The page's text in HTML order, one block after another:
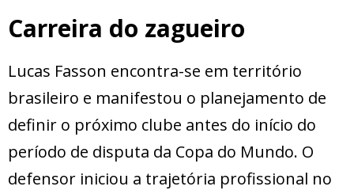
Carreira do zagueiro
Lucas Fasson encontra-se em território
brasileiro e manifestou o planejamento de
definir o próximo clube antes do início do
período de disputa da Copa do Mundo. O
defensor iniciou a trajetória profissional no